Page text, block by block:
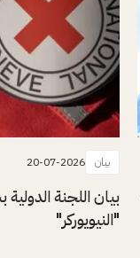
بيان 20-07-2026
بيان اللجنة
"النيويوركر"